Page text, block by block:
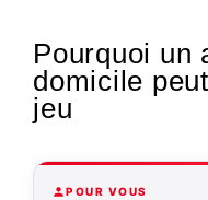
Pourquoi un
domicile
jeu
POUR VOUS